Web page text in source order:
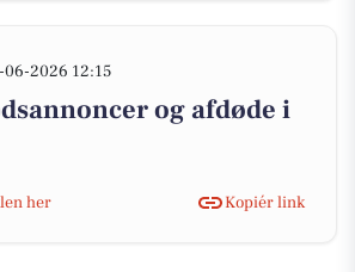
06-2026 12:15
og afdøde i
her Kopiér link